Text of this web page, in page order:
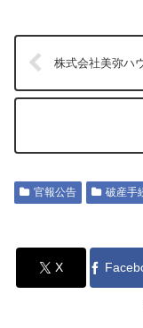
株式会社美弥ハ
官報公告 破産手
X